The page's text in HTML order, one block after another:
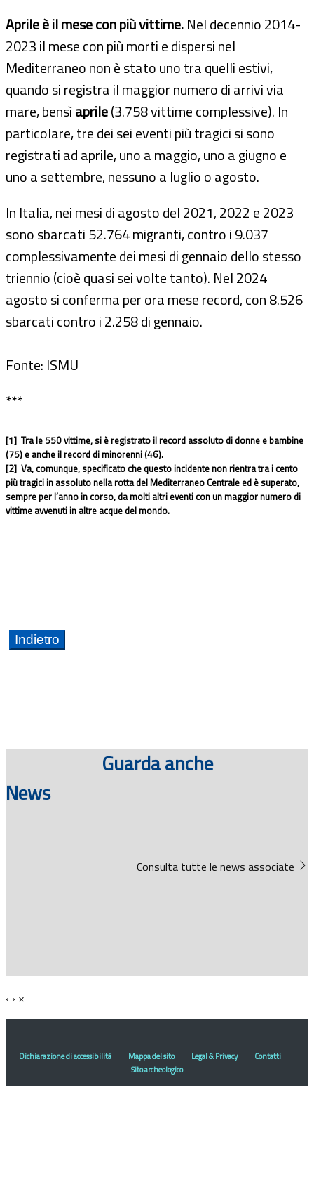
Aprile è il mese con più vittime.Nel decennio 2014-
2023 il mese con più morti e dispersi nel
Mediterraneo non è stato uno tra quelli estivi,
quando si registra il maggior numero di arrivi via
mare, bensìaprile(3.758 vittime complessive). In
particolare, tre dei sei eventi più tragici si sono
registrati ad aprile, uno a maggio, uno a giugno e
uno a settembre, nessuno a luglio o agosto.
In Italia, nei mesi di agosto del 2021, 2022 e 2023
sono sbarcati 52.764 migranti, contro i 9.037
complessivamente dei mesi di gennaio dello stesso
triennio (cioè quasi sei volte tanto). Nel 2024
agosto si conferma per ora mese record, con 8.526
sbarcati contro i 2.258 di gennaio.
Fonte: ISMU
***
[1] Tra le 550 vittime, si è registrato il record assoluto di donne e bambine
(75) e anche il record di minorenni (46).
[2] Va, comunque, specificato che questo incidente non rientra tra i cento
più tragici in assoluto nella rotta del Mediterraneo Centrale ed è superato,
sempre per l’anno in corso, da molti altri eventi con un maggior numero di
vittime avvenuti in altre acque del mondo.
Guarda anche
News
Consulta tutte le news associate
‹ › ×
Dichiarazione di accessibilità Mappa del sito Legal & Privacy
Contatti
Sito archeologico